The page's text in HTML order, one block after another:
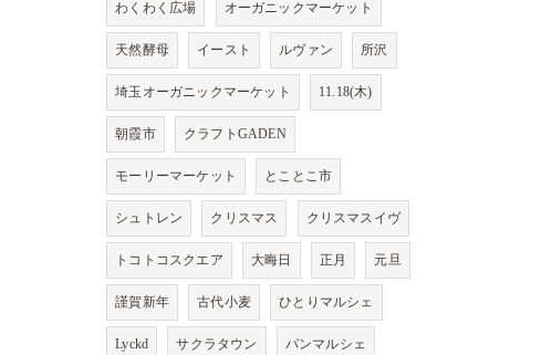
わくわく広場 オーガニックマーケット
天然酵母 イースト ルヴァン 所沢
埼玉オーガニックマーケット 11.18(木)
朝霞市 クラフトGADEN
モーリーマーケット とことこ市
シュトレン クリスマス クリスマスイヴ
トコトコスクエア 大晦日 正月 元旦
謹賀新年 古代小麦 ひとりマルシェ
Lyckd サクラタウン パンマルシェ